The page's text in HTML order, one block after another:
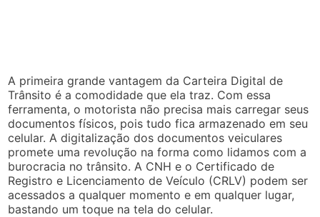
A primeira grande vantagem da Carteira Digital de
Trânsito é a comodidade que ela traz. Com essa
ferramenta, o motorista não precisa mais carregar seus
documentos físicos, pois tudo fica armazenado em seu
celular. A digitalização dos documentos veiculares
promete uma revolução na forma como lidamos com a
burocracia no trânsito. A CNH e o Certificado de
Registro e Licenciamento de Veículo (CRLV) podem ser
acessados a qualquer momento e em qualquer lugar,
bastando um toque na tela do celular.